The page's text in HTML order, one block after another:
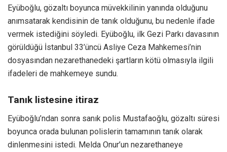
Eyüboğlu, gözaltı boyunca müvekkilinin yanında olduğunu
anımsatarak kendisinin de tanık olduğunu, bu nedenle ifade
vermek istediğini söyledi. Eyüboğlu, ilk Gezi Parkı davasının
görüldüğü İstanbul 33’üncü Asliye Ceza Mahkemesi’nin
dosyasından nezarethanedeki şartların kötü olmasıyla ilgili
ifadeleri de mahkemeye sundu.
Tanık listesine itiraz
Eyüboğlu’ndan sonra sanık polis Mustafaoğlu, gözaltı süresi
boyunca orada bulunan polislerin tamamının tanık olarak
dinlenmesini istedi. Melda Onur’un nezarethaneye